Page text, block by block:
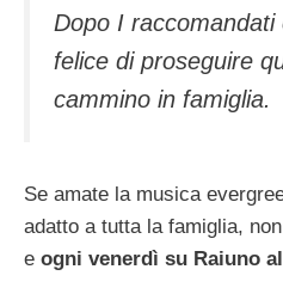
Dopo I
felice di proseguire
cammino in famiglia.
Se amate la musica
adatto a tutta la famiglia,
e ogni venerdì su Raiuno